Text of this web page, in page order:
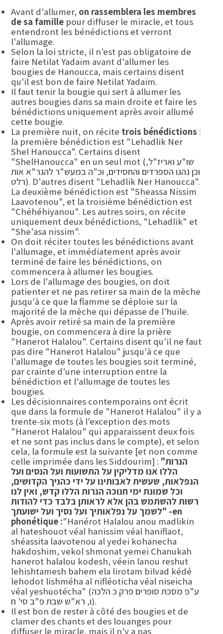
Avant d'allumer, on rassemblera les membres
de sa famille pour diffuser le miracle, et tous
entendront les bénédictions et verront
l'allumage.
Selon la loi stricte, il n'est pas obligatoire de
faire Netilat Yadaïm avant d'allumer les
bougies de Hanoucca, mais certains disent
qu'il est bon de faire Netilat Yadaïm.
Il faut tenir la bougie qui sert à allumer les
autres bougies dans sa main droite et faire les
bénédictions uniquement après avoir allumé
cette bougie.
La première nuit, on récite trois bénédictions :
la première bénédiction est "Lehadlik Ner
Shel Hanoucca". Certains disent
"ShelHanoucca" en un seul mot (שו"ע ואריז"ל,
וכן נהגו הספרדים והחסידים, וכ"ה במעש"ר להגר"א אות
רלט). D'autres disent "Lehadlik Ner Hanoucca".
La deuxième bénédiction est "Sheassa Nissim
Laavotenou", et la troisième bénédiction est
"Chéhéhiyanou". Les autres soirs, on récite
uniquement deux bénédictions, "Lehadlik" et
"She'asa nissim".
On doit réciter toutes les bénédictions avant
l'allumage, et immédiatement après avoir
terminé de faire les bénédictions, on
commencera à allumer les bougies.
Lors de l'allumage des bougies, on doit
patienter et ne pas retirer sa main de la mèche
jusqu'à ce que la flamme se déploie sur la
majorité de la mèche qui dépasse de l'huile.
Après avoir retiré sa main de la première
bougie, on commencera à dire la prière
"Hanerot Halalou". Certains disent qu'il ne faut
pas dire "Hanerot Halalou" jusqu'à ce que
l'allumage de toutes les bougies soit terminé,
par crainte d'une interruption entre la
bénédiction et l'allumage de toutes les
bougies.
Les décisionnaires contemporains ont écrit
que dans la formule de "Hanerot Halalou" il y a
trente-six mots (à l'exception des mots
"Hanerot Halalou" qui apparaissent deux fois
et ne sont pas inclus dans le compte), et selon
cela, la formule est la suivante [et non comme
celle imprimée dans les Siddourim] : "הנרות
הללו אנו מדליקין על התשועות ועל הנסים ועל
הנפלאות, שעשית לאבותינו על ידי כהניך הקדושים,
וכל שמונת ימי חנוכה הנרות הללו קדש, ואין לנו
רשות להשתמש בהן אלא לראותן בלבד כדי להודות
לשמך על נפלאותיך ועל נסיך ועל ישועתך" -en
phonétique :"Hanérot Halalou anou madlikin
al hateshouot véal hanissim véal haniflaot,
shéassita laavotenou al yedei kohanecha
hakdoshim, vekol shmonat yemei Chanukah
hanerot halalou kodesh, véein lanou reshut
lehishtamesh bahem ela lirotam bilvad kédé
lehodot lishméha al nifléoticha véal niseicha
véal yeshuotécha" (ע"פ מסכת סופרים פרק כ הלכה
ו, רא"ש שבת פ"ב סי' ח).
Il est bon de rester à côté des bougies et de
clamer des chants et des louanges pour
diffuser le miracle, mais il n'y a pas